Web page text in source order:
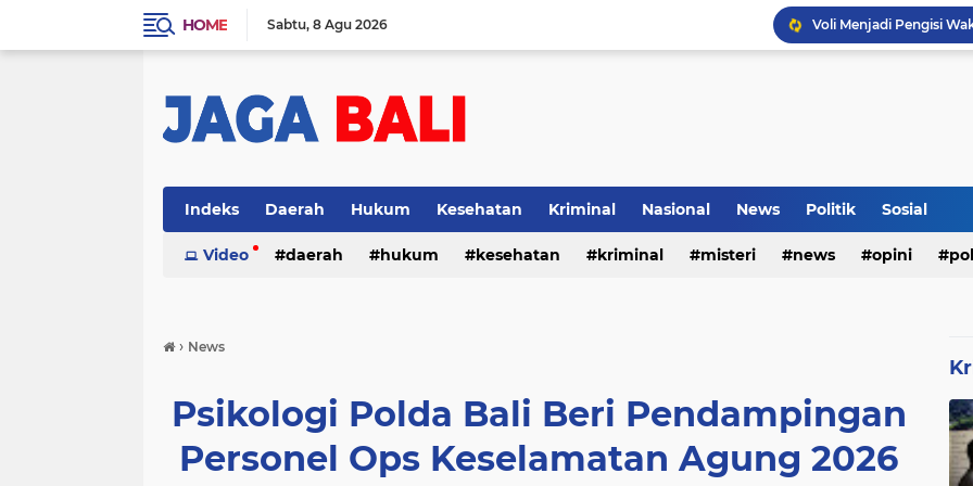
HOME Sabtu 8 Agu 2026
Voli Menjadi Pengisi
Inilah Tampilan Baru
Indeks Daerah Hukum Kesehatan Kriminal Nasional News Politik Sosial
Video daerah hukum kesehatan kriminal misteri news opini
› News
Psikologi Polda Bali Beri Pendampingan
Personel Ops Keselamatan Agung 2026